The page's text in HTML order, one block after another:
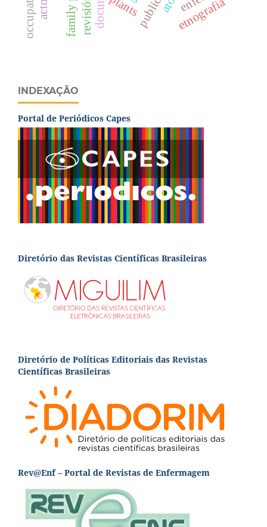
etnografia
INDEXAÇÃO
Portal de Periódicos Capes
Diretório das Revistas Científicas Brasileiras
Diretório de Políticas Editoriais das Revistas
Científicas Brasileiras
Rev@Enf – Portal de Revistas de Enfermagem